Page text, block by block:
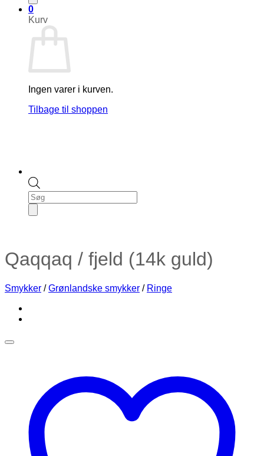
0
Kurv
Ingen varer i kurven.
Tilbage til shoppen
Products
search
Qaqqaq / fjeld (14k guld)
Smykker / Grønlandske smykker / Ringe